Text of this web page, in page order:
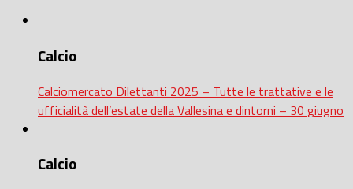
Calcio
Calciomercato Dilettanti 2025 – Tutte le trattative e le
ufficialità dell’estate della Vallesina e dintorni – 30 giugno
Calcio